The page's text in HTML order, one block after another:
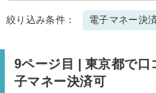
絞り込み条件： 電子マネー決
9ページ目 | 東京都で口
子マネー決済可